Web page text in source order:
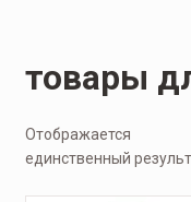
товары
Отображается
единственный